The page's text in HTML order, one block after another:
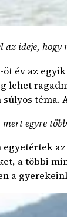
ideje, hogy
év az
lehet
súlyos
egyre
egyetértek
a többi
a